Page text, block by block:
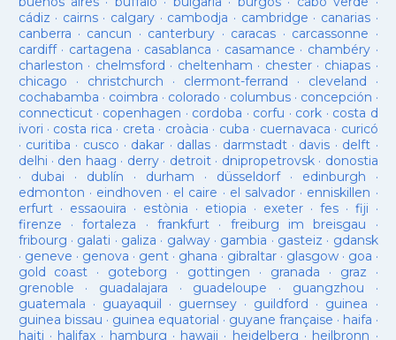
cádiz · cairns· calgary · cambodja · cambridge · canarias·
canberra · cancun · canterbury · caracas · carcassonne ·
cardiff· cartagena · casablanca · casamance · chambéry·
charleston · chelmsford · cheltenham · chester· chiapas ·
chicago · christchurch · clermont-ferrand · cleveland ·
cochabamba · coimbra · colorado · columbus· concepción ·
connecticut· copenhagen · cordoba · corfu · cork · costa d
ivori · costa rica · creta · croàcia · cuba · cuernavaca · curicó
· curitiba · cusco · dakar · dallas · darmstadt· davis · delft ·
delhi · den haag · derry· detroit· dnipropetrovsk· donostia
· dubai · dublín · durham · düsseldorf· edinburgh ·
edmonton · eindhoven · el caire · el salvador · enniskillen ·
erfurt· essaouira · estònia · etiopia · exeter· fes· fiji ·
firenze ·fortaleza · frankfurt· freiburg im breisgau ·
fribourg · galati · galiza · galway· gambia · gasteiz · gdansk
· geneve · genova · gent· ghana · gibraltar· glasgow· goa ·
gold coast · goteborg · gottingen · granada · graz ·
grenoble · guadalajara · guadeloupe · guangzhou ·
guatemala · guayaquil · guernsey· guildford · guinea ·
guinea bissau · guinea equatorial · guyane française · haifa ·
haiti · halifax · hamburg · hawaii · heidelberg · heilbronn ·